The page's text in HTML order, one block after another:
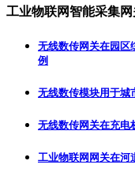
工业物联网智能采集网
无线数传网关在园区
例
无线数传模块用于城
无线数传网关在充电
工业物联网网关在河